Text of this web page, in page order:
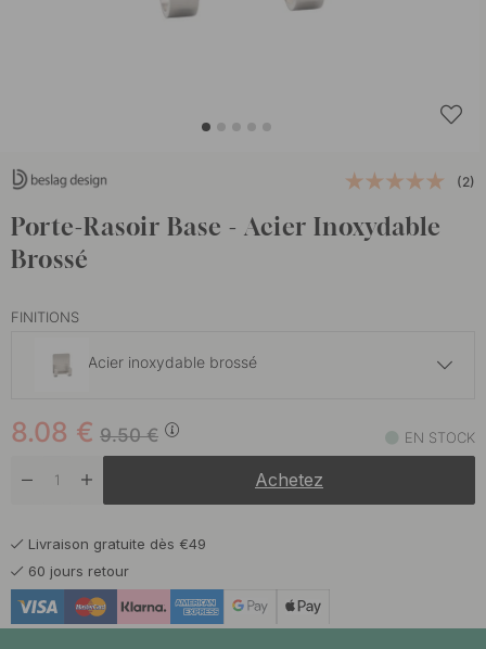
(2)
Porte-Rasoir Base - Acier Inoxydable
Brossé
FINITIONS
Acier inoxydable brossé
Chrome En stock
En stock
9.50€
8.08 € EN STOCK
Achetez
Livraison gratuite dès €49
60 jours retour